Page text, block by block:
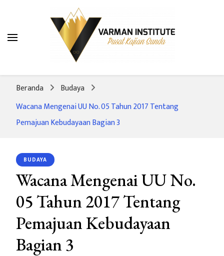
Varman Institute
Pusat Kajian Sunda
Beranda
Budaya
Wacana Mengenai UU No. 05 Tahun 2017 Tentang
Pemajuan Kebudayaan Bagian 3
BUDAYA
Wacana Mengenai UU No.
05 Tahun 2017 Tentang
Pemajuan Kebudayaan
Bagian 3